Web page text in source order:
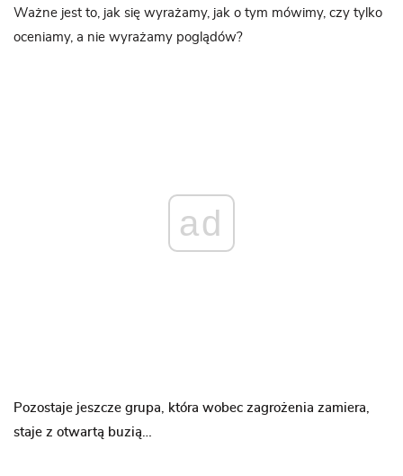
Ważne jest to, jak się wyrażamy, jak o tym mówimy, czy tylko
oceniamy, a nie wyrażamy poglądów?
ad
Pozostaje jeszcze grupa, która wobec zagrożenia zamiera,
staje z otwartą buzią…